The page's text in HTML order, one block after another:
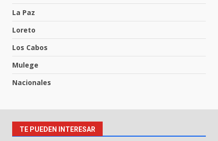
La Paz
Loreto
Los Cabos
Mulege
Nacionales
TE PUEDEN INTERESAR